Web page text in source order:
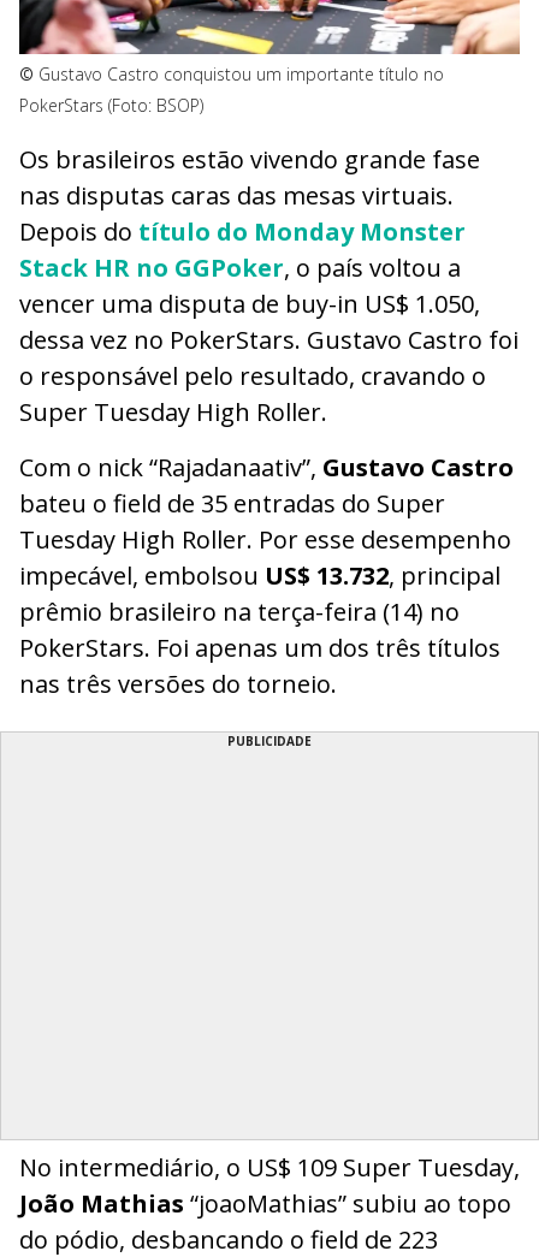
© Gustavo Castro conquistou um importante título no
PokerStars (Foto: BSOP)
Os brasileiros estão vivendo grande fase
nas disputas caras das mesas virtuais.
Depois do título do Monday Monster
Stack HR no GGPoker, o país voltou a
vencer uma disputa de buy-in US$ 1.050,
dessa vez no PokerStars. Gustavo Castro foi
o responsável pelo resultado, cravando o
Super Tuesday High Roller.
Com o nick “Rajadanaativ”, Gustavo Castro
bateu o field de 35 entradas do Super
Tuesday High Roller. Por esse desempenho
impecável, embolsou US$ 13.732, principal
prêmio brasileiro na terça-feira (14) no
PokerStars. Foi apenas um dos três títulos
nas três versões do torneio.
PUBLICIDADE
No intermediário, o US$ 109 Super Tuesday,
João Mathias “joaoMathias” subiu ao topo
do pódio, desbancando o field de 223